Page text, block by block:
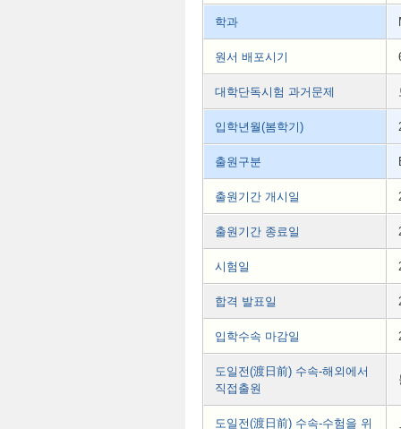
학과
원서 배포시기
대학단독시험 과거문제
입학년월(봄학기)
출원구분
출원기간 개시일
출원기간 종료일
시험일
합격 발표일
입학수속 마감일
도일전(渡日前) 수속-해외에서
직접출원
도일전(渡日前) 수속-수험을 위